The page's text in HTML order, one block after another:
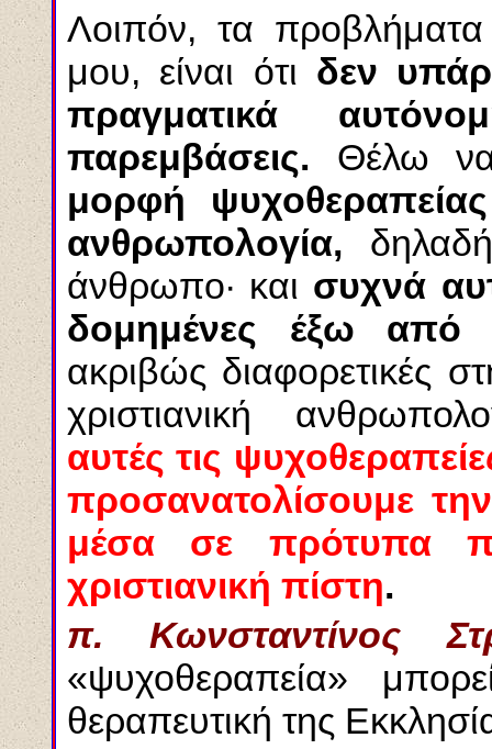
Λοιπόν, τα
μου, είναι ότι δεν
πραγματικά
παρεμβάσεις. Θέλω
μορφή
ανθρωπολογία,
άνθρωπο· και συχνά
δομημένες έξω από
ακριβώς διαφορετικές
χριστιανική
αυτές τις
προσανατολίσουμε
μέσα σε πρότυπα
χριστιανική πίστη.
π. Κωνσταντίνος
«ψυχοθεραπεία»
θεραπευτική της